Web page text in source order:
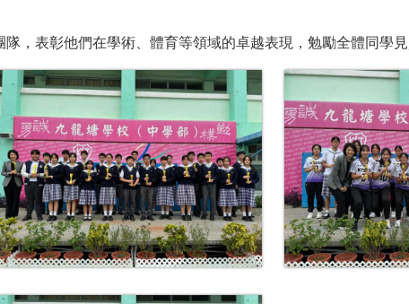
，表彰他們在學術、體育等領域的卓越表現，勉勵全體同學見